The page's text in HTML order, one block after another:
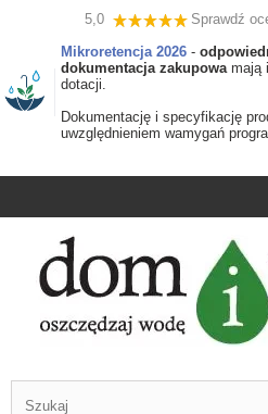
5,0
Sprawdź
Mikroretencja 2026 -
dokumentacja zakupowamają
dotacji.
Dokumentację i specyfikację
uwzględnieniem wamygań